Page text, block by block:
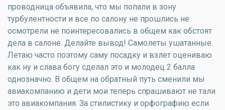
проводница объявила, что мы попали в зону
турбулентности и все по салону не прошлись не
осмотрели не поинтересовались в общем как обстоят
дела в салоне. Делайте вывод! Самолеты ушатанные.
Летаю часто поэтому саму посадку и взлет оцениваю
как ну и слава богу сделал это и молодец 2 балла
однозначно. В общем на обратный путь сменили мы
авиакомпанию и дети мои теперь спрашивают не тали
это авиакомпания. За стилистику и орфографию если